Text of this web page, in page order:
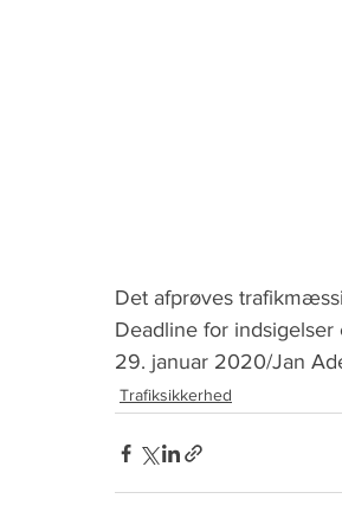
Det afprøves
Deadline for indsigelser
29. januar 2020/Jan
Trafiksikkerhed